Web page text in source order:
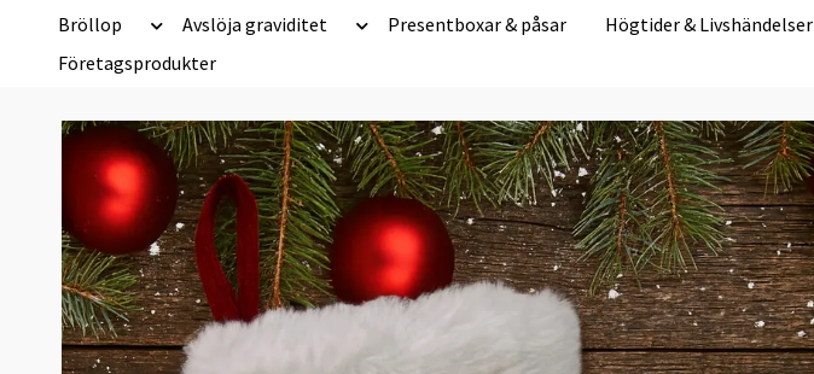
Bröllop Avslöja graviditet Presentboxar & påsar Högtider & Livshändelser
Företagsprodukter